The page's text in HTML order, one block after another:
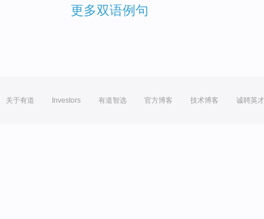
更多双语例句
关于有道 Investors 有道智选 官方博客 技术博客 诚聘英才